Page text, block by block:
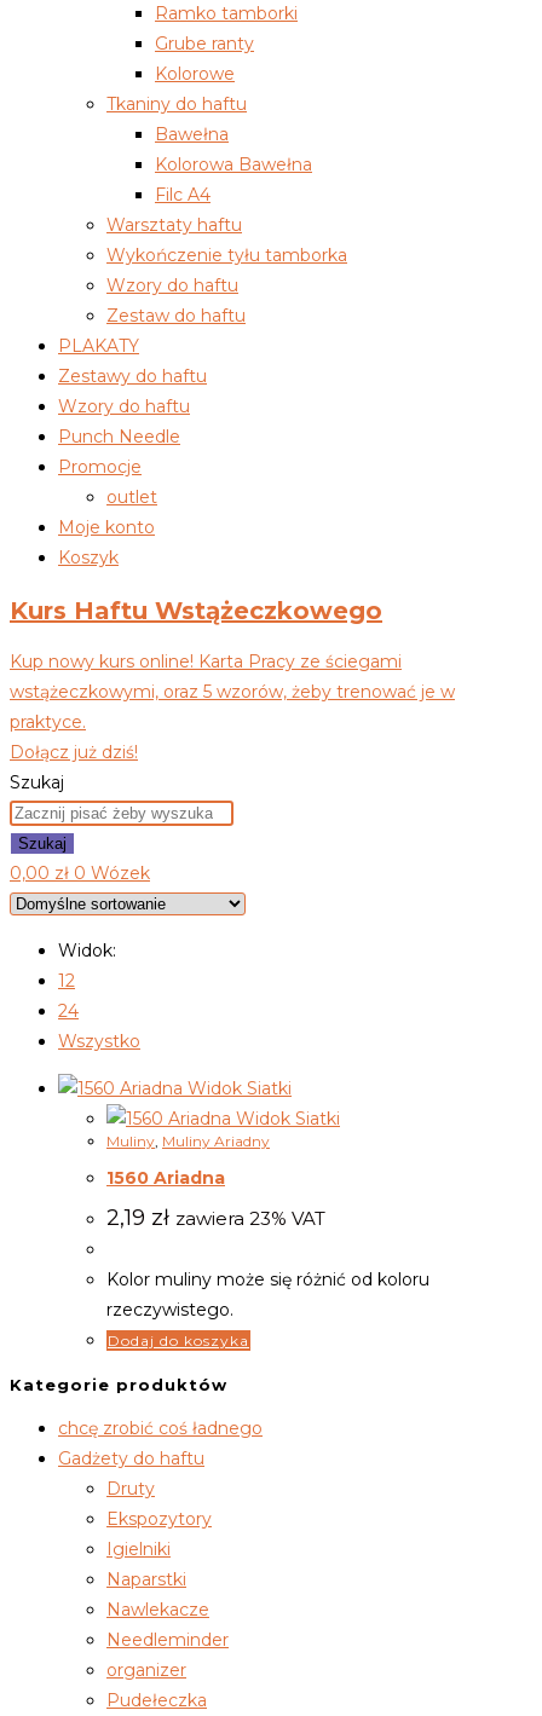
Ramko tamborki
Grube ranty
Kolorowe
Tkaniny do haftu
Bawełna
Kolorowa Bawełna
Filc A4
Warsztaty haftu
Wykończenie tyłu tamborka
Wzory do haftu
Zestaw do haftu
PLAKATY
Zestawy do haftu
Wzory do haftu
Punch Needle
Promocje
outlet
Moje konto
Koszyk
Kurs Haftu Wstążeczkowego
Kup nowy kurs online! Karta Pracy ze ściegami
wstążeczkowymi, oraz 5 wzorów, żeby trenować je w
praktyce.
Dołącz już dziś!
Szukaj
Szukaj
0,00 zł 0 Wózek
Widok:
12
24
Wszystko
Widok Siatki
Widok Siatki
Muliny, Muliny Ariadny
1560 Ariadna
2,19 zł zawiera 23% VAT
Kolor muliny może się różnić od koloru
rzeczywistego.
Dodaj do koszyka
Kategorie produktów
chcę zrobić coś ładnego
Gadżety do haftu
Druty
Ekspozytory
Igielniki
Naparstki
Nawlekacze
Needleminder
organizer
Pudełeczka